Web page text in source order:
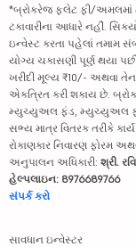
*બ્રોકરેજ ફ્લેટ ફી/
ટકાવારીના આધારે નહીં.
ઇન્વેસ્ટ કરતા પહેલાં તમામ
યોગ્ય ચકાસણી પૂર્ણ થયા
ખરીદી મૂલ્ય ₹10/- અથવા
એકત્રિત કરી શકાય છે.
મ્યુચ્યુઅલ ફંડ, મ્યુચ્યુઅલ
સભ્ય માત્ર વિતરક તરીકે કાર્ય
રોકાણકાર નિવારણ ફોરમ
અનુપાલન અધિકારી: શ્રી.
હેલ્પલાઇન: 8976689766
સંપર્ક કરો
સાવધાન ઇન્વેસ્ટર